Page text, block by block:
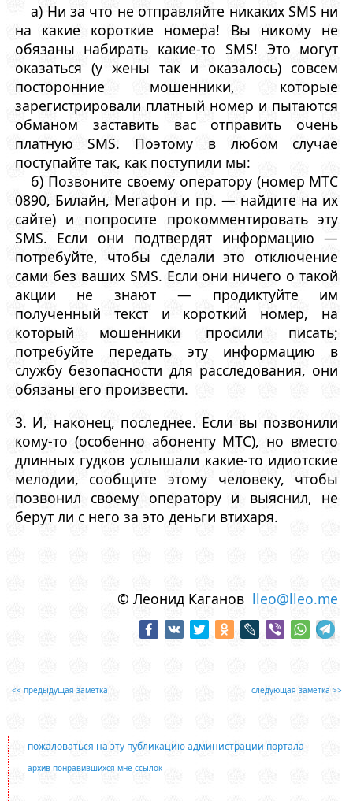
а) Ни за что не отправляйте никаких SMS ни
на какие короткие номера! Вы никому не
обязаны набирать какие-то SMS! Это могут
оказаться (у жены так и оказалось) совсем
посторонние мошенники, которые
зарегистрировали платный номер и пытаются
обманом заставить вас отправить очень
платную SMS. Поэтому в любом случае
поступайте так, как поступили мы:
б) Позвоните своему оператору (номер МТС
0890, Билайн, Мегафон и пр. — найдите на их
сайте) и попросите прокомментировать эту
SMS. Если они подтвердят информацию —
потребуйте, чтобы сделали это отключение
сами без ваших SMS. Если они ничего о такой
акции не знают — продиктуйте им
полученный текст и короткий номер, на
который мошенники просили писать;
потребуйте передать эту информацию в
службу безопасности для расследования, они
обязаны его произвести.
3. И, наконец, последнее. Если вы позвонили
кому-то (особенно абоненту МТС), но вместо
длинных гудков услышали какие-то идиотские
мелодии, сообщите этому человеку, чтобы
позвонил своему оператору и выяснил, не
берут ли с него за это деньги втихаря.
© Леонид Каганов lleo@lleo.me
<< предыдущая заметка следующая заметка >>
пожаловаться на эту публикацию администрации портала
архив понравившихся мне ссылок